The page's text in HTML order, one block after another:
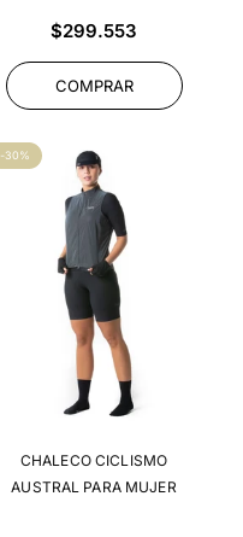
Precio
$299.553
COMPRAR
-30%
CHALECO CICLISMO
AUSTRAL PARA MUJER